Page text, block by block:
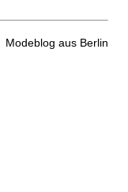
Modeblog aus Berlin